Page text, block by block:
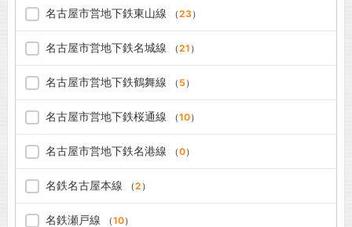
名古屋市営地下鉄東山線 （23）
名古屋市営地下鉄名城線 （21 ）
名古屋市営地下鉄鶴舞線 （ 5 ）
名古屋市営地下鉄桜通線 （10）
名古屋市営地下鉄名港線 （0）
名鉄名古屋本線 （2 ）
名鉄瀬戸線 （10）